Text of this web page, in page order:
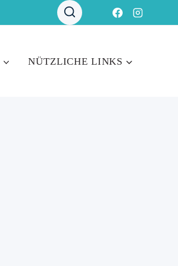
NÜTZLICHE LINKS